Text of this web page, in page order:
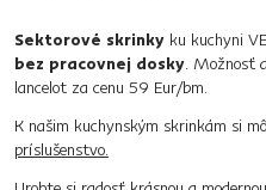
Sektorové skrinky ku kuchyni
bez pracovnej dosky. Možnosť
lancelot za cenu 59 Eur/bm.
K našim kuchynským skrinkám si
príslušenstvo.